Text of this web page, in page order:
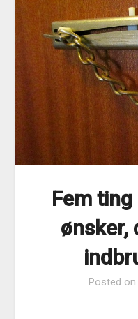
Fem
ønsker,
Posted on